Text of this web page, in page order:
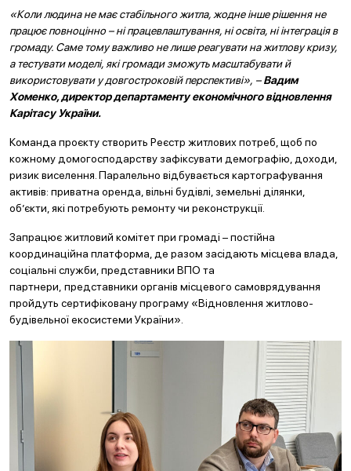
«Коли людина не має стабільного житла, жодне інше рішення не
працює повноцінно – ні працевлаштування, ні освіта, ні інтеграція в
громаду. Саме тому важливо не лише реагувати на житлову кризу,
а тестувати моделі, які громади зможуть масштабувати й
використовувати у довгостроковій перспективі», –Вадим
Хоменко, директор департаменту економічного відновлення
Карітасу України.
Команда проєкту створить Реєстр житлових потреб, щоб по
кожному домогосподарству зафіксувати демографію, доходи,
ризик виселення. Паралельно відбувається картографування
активів: приватна оренда, вільні будівлі, земельні ділянки,
об’єкти, які потребують ремонту чи реконструкції.
Запрацює житловий комітет при громаді – постійна
координаційна платформа, де разом засідають місцева влада,
соціальні служби, представники ВПО та
партнери, представники органів місцевого самоврядування
пройдуть сертифіковану програму «Відновлення житлово-
будівельної екосистеми України».